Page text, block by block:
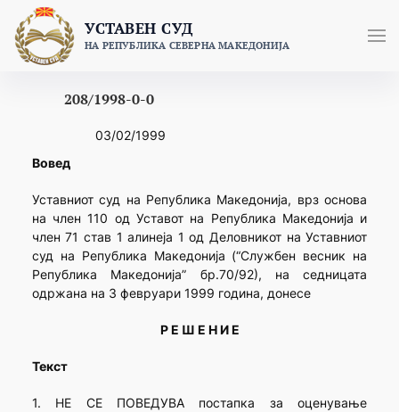
content
УСТАВЕН СУД
НА РЕПУБЛИКА СЕВЕРНА МАКЕДОНИЈА
208/1998-0-0
03/02/1999
Вовед
Уставниот суд на Република Македонија, врз основа
на член 110 од Уставот на Република Македонија и
член 71 став 1 алинеја 1 од Деловникот на Уставниот
суд на Република Македонија (“Службен весник на
Република Македонија” бр.70/92), на седницата
одржана на 3 февруари 1999 година, донесе
Р Е Ш Е Н И Е
Текст
1. НЕ СЕ ПОВЕДУВА постапка за оценување